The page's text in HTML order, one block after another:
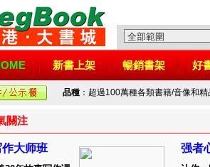
新書上架 暢銷書架 好
品種 ：超過100萬種各類書籍/音像和
關注
大师班 强者